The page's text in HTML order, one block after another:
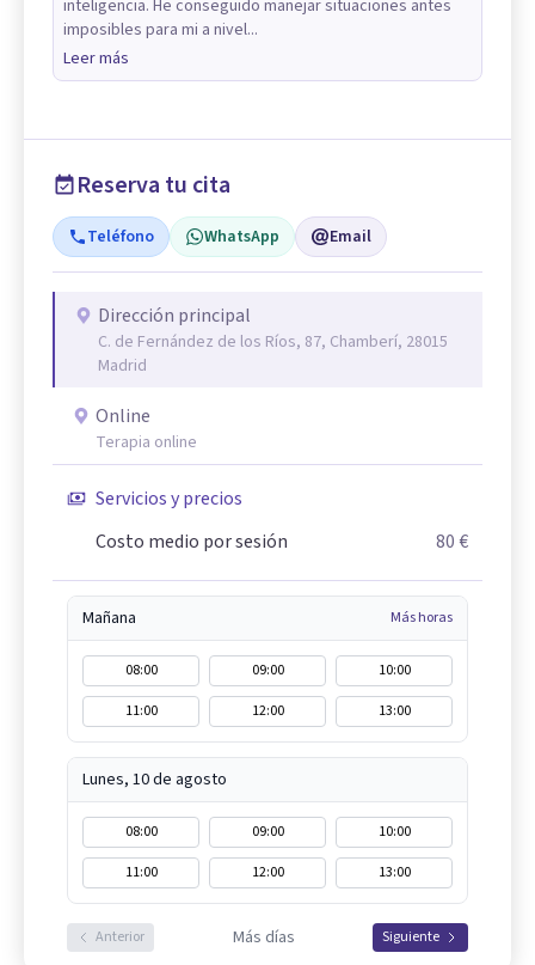
inteligencia. He conseguido manejar situaciones antes
imposibles para mi a nivel...
Leer más
Reserva tu cita
Teléfono WhatsApp Email
Dirección principal
C. de Fernández de los Ríos, 87, Chamberí, 28015
Madrid
Online
Terapia online
Servicios y precios
Costo medio por sesión
80 €
Mañana Más horas
08:00 09:00
10:00
11:00
12:00 13:00
Lunes, 10 de agosto
08:00 09:00
10:00
11:00
12:00 13:00
Anterior Más días Siguiente